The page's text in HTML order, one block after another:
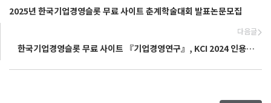
2025년 한국기업경영슬롯 무료 사이트 춘계학술대회 발표논문모집
다음글
한국기업경영슬롯 무료 사이트 『기업경영연구』, KCI 2024 인용지수